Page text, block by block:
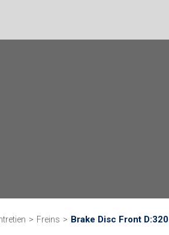
> Freins > Brake Disc Front D:320